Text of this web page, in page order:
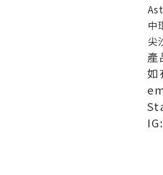
中
尖
如